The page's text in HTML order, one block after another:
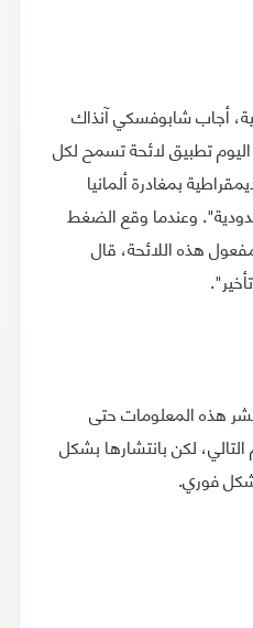
أجاب شابوفسكي آنذاك
اليوم تطبيق لائحة تسمح لكل
بمغادرة ألمانيا
وعندما وقع الضغط
هذه اللائحة، قال
هذه المعلومات حتى
لكن بانتشارها بشكل
فوري.